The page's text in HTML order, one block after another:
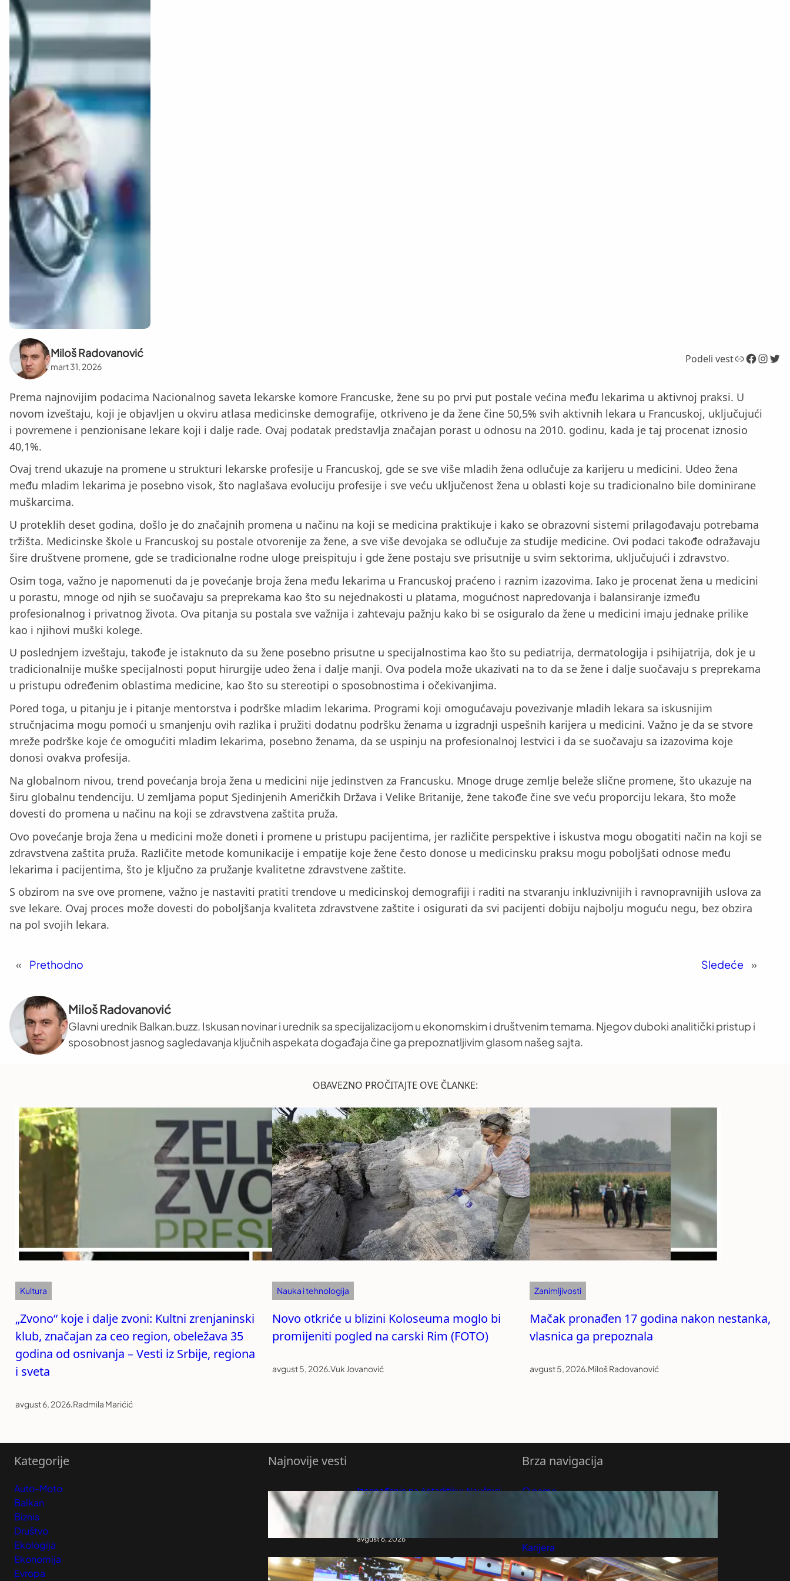
Miloš Radovanović
mart 31, 2026
Podeli vestLink Facebook InstagramTwitter
Prema najnovijim podacima Nacionalnog saveta lekarske komore Francuske, žene su po prvi put postale većina među lekarima u aktivnoj praksi. U
novom izveštaju, koji je objavljen u okviru atlasa medicinske demografije, otkriveno je da žene čine 50,5% svih aktivnih lekara u Francuskoj, uključujući
i povremene i penzionisane lekare koji i dalje rade. Ovaj podatak predstavlja značajan porast u odnosu na 2010. godinu, kada je taj procenat iznosio
40,1%.
Ovaj trend ukazuje na promene u strukturi lekarske profesije u Francuskoj, gde se sve više mladih žena odlučuje za karijeru u medicini. Udeo žena
među mladim lekarima je posebno visok, što naglašava evoluciju profesije i sve veću uključenost žena u oblasti koje su tradicionalno bile dominirane
muškarcima.
U proteklih deset godina, došlo je do značajnih promena u načinu na koji se medicina praktikuje i kako se obrazovni sistemi prilagođavaju potrebama
tržišta. Medicinske škole u Francuskoj su postale otvorenije za žene, a sve više devojaka se odlučuje za studije medicine. Ovi podaci takođe odražavaju
šire društvene promene, gde se tradicionalne rodne uloge preispituju i gde žene postaju sve prisutnije u svim sektorima, uključujući i zdravstvo.
Osim toga, važno je napomenuti da je povećanje broja žena među lekarima u Francuskoj praćeno i raznim izazovima. Iako je procenat žena u medicini
u porastu, mnoge od njih se suočavaju sa preprekama kao što su nejednakosti u platama, mogućnost napredovanja i balansiranje između
profesionalnog i privatnog života. Ova pitanja su postala sve važnija i zahtevaju pažnju kako bi se osiguralo da žene u medicini imaju jednake prilike
kao i njihovi muški kolege.
U poslednjem izveštaju, takođe je istaknuto da su žene posebno prisutne u specijalnostima kao što su pediatrija, dermatologija i psihijatrija, dok je u
tradicionalnije muške specijalnosti poput hirurgije udeo žena i dalje manji. Ova podela može ukazivati na to da se žene i dalje suočavaju s preprekama
u pristupu određenim oblastima medicine, kao što su stereotipi o sposobnostima i očekivanjima.
Pored toga, u pitanju je i pitanje mentorstva i podrške mladim lekarima. Programi koji omogućavaju povezivanje mladih lekara sa iskusnijim
stručnjacima mogu pomoći u smanjenju ovih razlika i pružiti dodatnu podršku ženama u izgradnji uspešnih karijera u medicini. Važno je da se stvore
mreže podrške koje će omogućiti mladim lekarima, posebno ženama, da se uspinju na profesionalnoj lestvici i da se suočavaju sa izazovima koje
donosi ovakva profesija.
Na globalnom nivou, trend povećanja broja žena u medicini nije jedinstven za Francusku. Mnoge druge zemlje beleže slične promene, što ukazuje na
širu globalnu tendenciju. U zemljama poput Sjedinjenih Američkih Država i Velike Britanije, žene takođe čine sve veću proporciju lekara, što može
dovesti do promena u načinu na koji se zdravstvena zaštita pruža.
Ovo povećanje broja žena u medicini može doneti i promene u pristupu pacijentima, jer različite perspektive i iskustva mogu obogatiti način na koji se
zdravstvena zaštita pruža. Različite metode komunikacije i empatije koje žene često donose u medicinsku praksu mogu poboljšati odnose među
lekarima i pacijentima, što je ključno za pružanje kvalitetne zdravstvene zaštite.
S obzirom na sve ove promene, važno je nastaviti pratiti trendove u medicinskoj demografiji i raditi na stvaranju inkluzivnijih i ravnopravnijih uslova za
sve lekare. Ovaj proces može dovesti do poboljšanja kvaliteta zdravstvene zaštite i osigurati da svi pacijenti dobiju najbolju moguću negu, bez obzira
na pol svojih lekara.
« Prethodno Sledeće »
Miloš Radovanović
Glavni urednik Balkan.buzz. Iskusan novinar i urednik sa specijalizacijom u ekonomskim i društvenim temama. Njegov duboki analitički pristup i
sposobnost jasnog sagledavanja ključnih aspekata događaja čine ga prepoznatljivim glasom našeg sajta.
OBAVEZNO PROČITAJTE OVE ČLANKE:
Kultura
„Zvono“ koje i dalje zvoni: Kultni zrenjaninski
klub, značajan za ceo region, obeležava 35
godina od osnivanja – Vesti iz Srbije, regiona
i sveta
avgust 6, 2026.Radmila Marićić
Nauka i tehnologija
Novo otkriće u blizini Koloseuma moglo bi
promijeniti pogled na carski Rim (FOTO)
avgust 5, 2026.Vuk Jovanović
Zanimljivosti
Mačak pronađen 17 godina nakon nestanka,
vlasnica ga prepoznala
avgust 5, 2026.Miloš Radovanović
Kategorije
Auto-Moto
Balkan
Biznis
Društvo
Ekologija
Ekonomija
Evropa
Najnovije vesti
Iznenađenje na Antarktiku: Naučnici
probušili 183 metra leda, a onda je iz
mraka isplivalo neobično stvorenje
avgust 6, 2026
Nezapamćena žetva medalja – Srbija već
sakupila deset odličja na Evropskom
Brza navigacija
O nama
Predloži Vest
Pretplatite se na vesti
Karijera
Marketing